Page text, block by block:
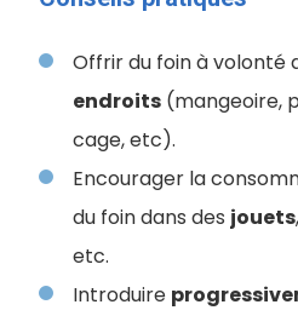
Offrir du foin à volonté
endroits (mangeoire,
cage, etc).
Encourager la
du foin dans des jouets
etc.
Introduire